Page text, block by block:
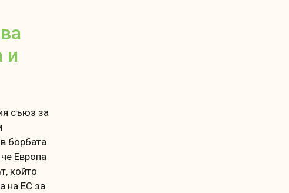
и
съюз за
борбата
Европа
който
на ЕС за